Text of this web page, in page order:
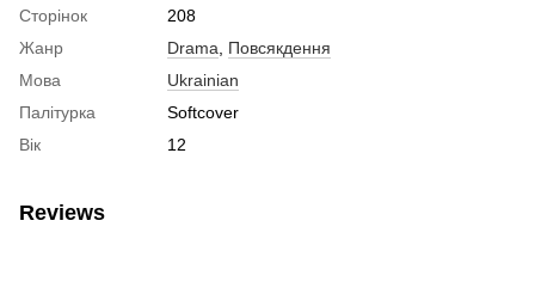
Сторінок
208
Жанр
Drama
Повсякдення
Мова
Ukrainian
Палітурка
Softcover
Вік
12
Reviews